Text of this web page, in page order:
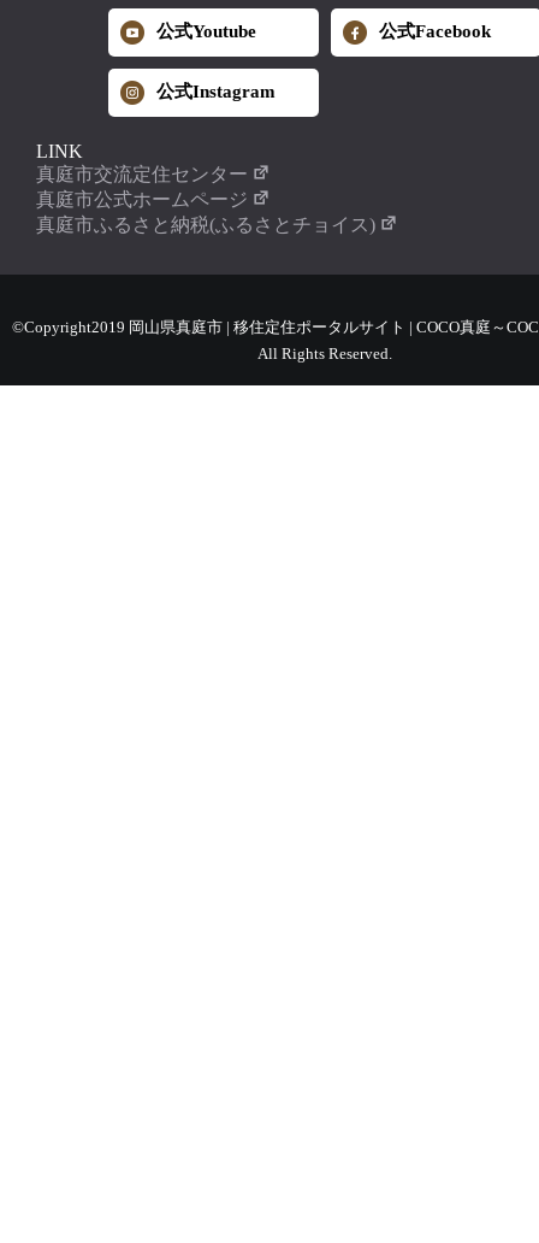
公式Youtube 公式Facebook
公式Instagram
LINK
真庭市交流定住センター
真庭市公式ホームページ
真庭市ふるさと納税(ふるさとチョイス)
©Copyright2019 岡山県真庭市 | 移住定住ポータルサイト | COCO真庭～
All Rights Reserved.